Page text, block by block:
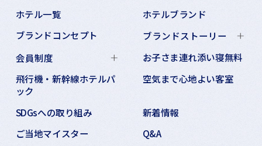
ホテル一覧
ホテルブランド
ブランドコンセプト
ブランドストーリー
会員制度
お子さま連れ添い寝無料
飛行機・新幹線ホテルパ
ック
空気まで心地よい客室
SDGsへの取り組み
新着情報
ご当地マイスター
Q&A